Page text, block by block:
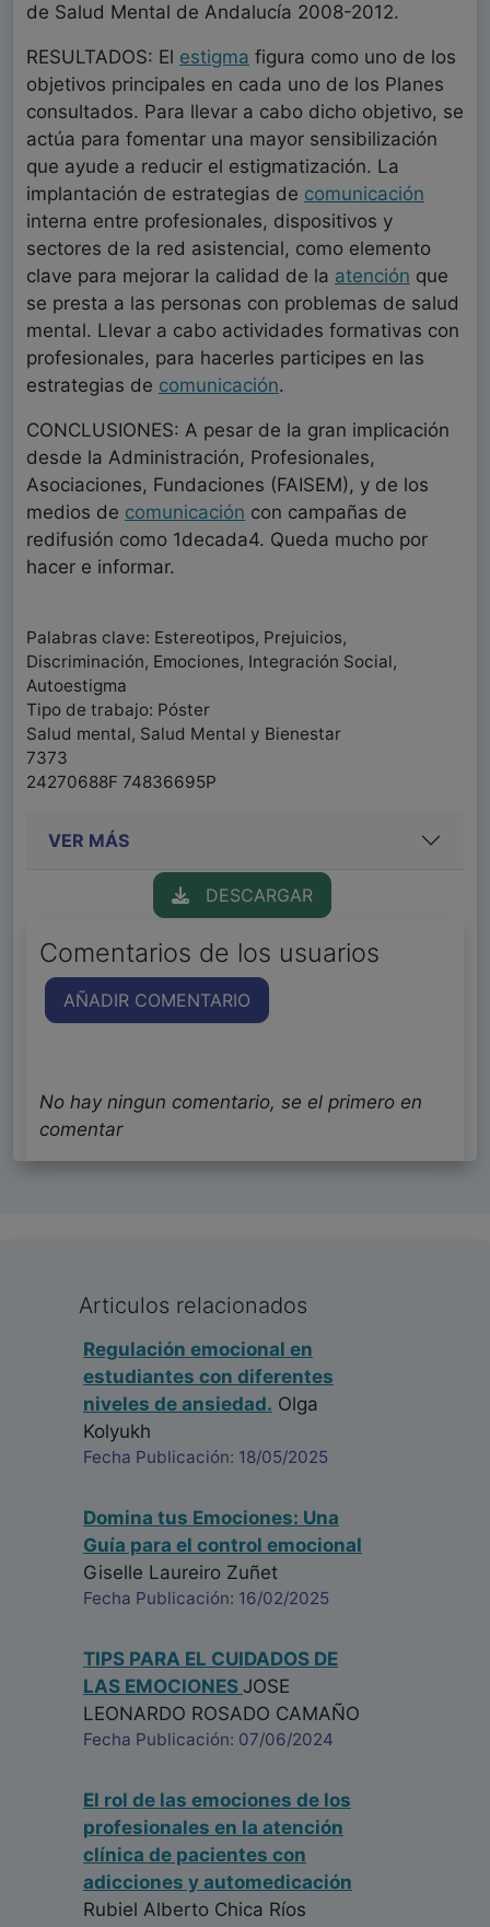
de Salud Mental de Andalucía 2008-2012.
RESULTADOS: El estigma figura como uno de los
objetivos principales en cada uno de los Planes
consultados. Para llevar a cabo dicho objetivo, se
actúa para fomentar una mayor sensibilización
que ayude a reducir el estigmatización. La
implantación de estrategias de comunicación
interna entre profesionales, dispositivos y
sectores de la red asistencial, como elemento
clave para mejorar la calidad de la atención que
se presta a las personas con problemas de salud
mental. Llevar a cabo actividades formativas con
profesionales, para hacerles participes en las
estrategias de comunicación.
CONCLUSIONES: A pesar de la gran implicación
desde la Administración, Profesionales,
Asociaciones, Fundaciones (FAISEM), y de los
medios de comunicación con campañas de
redifusión como 1decada4. Queda mucho por
hacer e informar.
Palabras clave: Estereotipos, Prejuicios,
Discriminación, Emociones, Integración Social,
Autoestigma
Tipo de trabajo: Póster
Salud mental, Salud Mental y Bienestar
7373
24270688F 74836695P
VER MÁS
DESCARGAR
Comentarios de los usuarios
AÑADIR COMENTARIO
No hay ningun comentario, se el primero en
comentar
Articulos relacionados
Regulación emocional en
estudiantes con diferentes
niveles de ansiedad. Olga
Kolyukh
Fecha Publicación: 18/05/2025
Domina tus Emociones: Una
Guía para el control emocional
Giselle Laureiro Zuñet
Fecha Publicación: 16/02/2025
TIPS PARA EL CUIDADOS DE
LAS EMOCIONES JOSE
LEONARDO ROSADO CAMAÑO
Fecha Publicación: 07/06/2024
El rol de las emociones de los
profesionales en la atención
clínica de pacientes con
adicciones y automedicación
Rubiel Alberto Chica Ríos